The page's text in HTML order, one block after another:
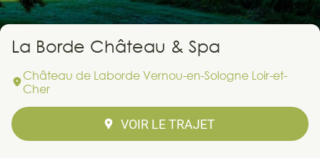
La Borde Château & Spa
Château de Laborde Vernou-en-Sologne Loir-et-
Cher
VOIR LE TRAJET